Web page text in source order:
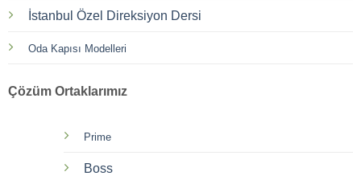
İstanbul Özel Direksiyon Dersi
Oda Kapısı Modelleri
Çözüm Ortaklarımız
Prime
Boss